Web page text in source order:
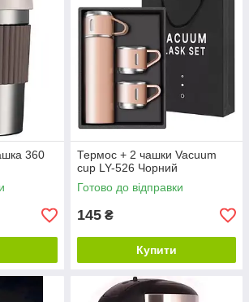
360
Термос + 2 чашки Vacuum
cup LY-526 Чорний
Готово до відправки
145 ₴
Купити